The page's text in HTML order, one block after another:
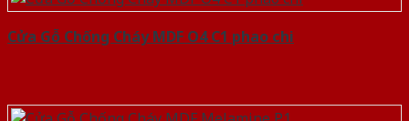
Cửa Gỗ Chống Cháy MDF O4 C1 phao chi